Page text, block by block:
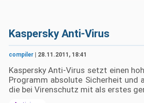
Kaspersky Anti-Virus
compiler| 28.11.2011, 18:41
Kaspersky Anti-Virus setzt einen
Programm absolute Sicherheit und
die bei Virenschutz mit als erstes